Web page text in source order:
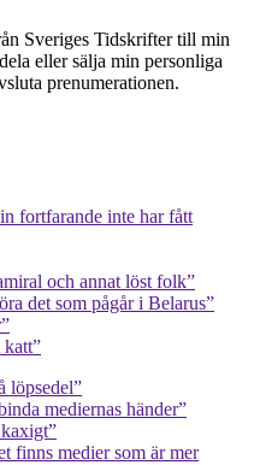
Sveriges Tidskrifter till min
eller sälja min personliga
prenumerationen.
fortfarande inte har fått
och annat löst folk”
det som pågår i Belarus”
katt”
löpsedel”
mediernas händer”
finns medier som är mer